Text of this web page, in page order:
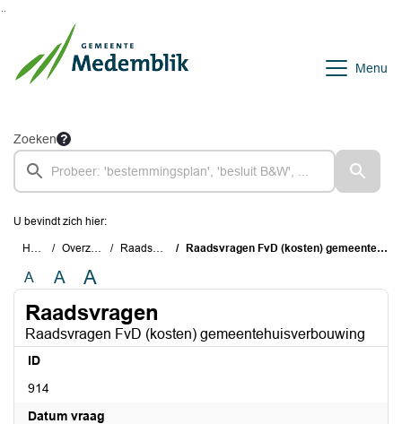
Menu
Zoeken
U bevindt zich hier:
Home Overzichten Raadsvragen Raadsvragen FvD (kosten) gemeentehuisverbouwing
A A A
Raadsvragen
Raadsvragen FvD (kosten) gemeentehuisverbouwing
ID
914
Datum vraag